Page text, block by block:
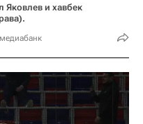
и хавбек